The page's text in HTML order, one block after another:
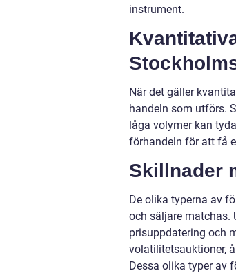
instrument.
När det gäller
handeln som utförs.
låga volymer kan
förhandeln för att få
Skillnader
De olika typerna av
och säljare matchas.
prisuppdatering och
volatilitetsauktioner,
Dessa olika typer av